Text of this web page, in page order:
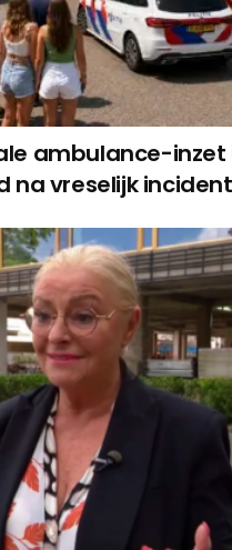
ambulance-inzet
na vreselijk incident